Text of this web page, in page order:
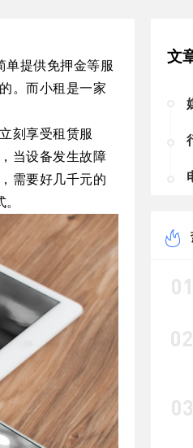
单提供免押金等服
。而小租是一家
刻享受租赁服
当设备发生故障
需要好几千元的
文